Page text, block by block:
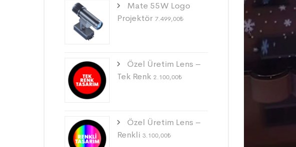
Mate 55W Logo
Projektör 7.499,00₺
Özel Üretim Lens –
Tek Renk 2.100,00₺
Özel Üretim Lens –
Renkli 3.100,00₺